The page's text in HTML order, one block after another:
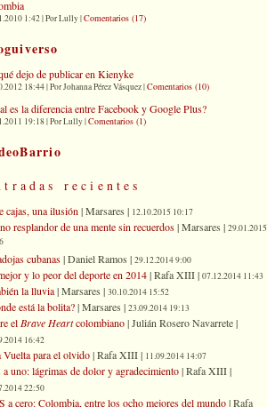
1:42 | Por Lully |Comentarios (17)
dejo de publicar en Kienyke
18:44 | Por Johanna Pérez Vásquez |Comentarios (10)
es la diferencia entre Facebook y Google Plus?
19:18 | Por Lully |Comentarios (1)
recientes
cajas, una ilusión | Marsares | 12.10.2015 10:17
resplandor de una mente sin recuerdos| Marsares | 29.01.2015
cubanas| Daniel Ramos | 29.12.2014 9:00
y lo peor del deporte en 2014| Rafa XIII | 07.12.2014 11:43
la lluvia| Marsares | 30.10.2014 15:52
está la bolita?| Marsares | 23.09.2014 19:13
el Brave Heartcolombiano| Julián Rosero Navarrete |
16:42
Vuelta para el olvido| Rafa XIII | 11.09.2014 14:07
a uno: lágrimas de dolor y agradecimiento| Rafa XIII |
22:50
a cero: Colombia, entre los ocho mejores del mundo| Rafa